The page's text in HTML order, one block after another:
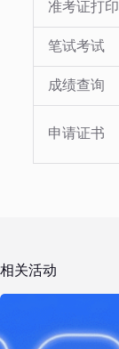
准考证打印
笔试考试
成绩查询
申请证书
相关活动